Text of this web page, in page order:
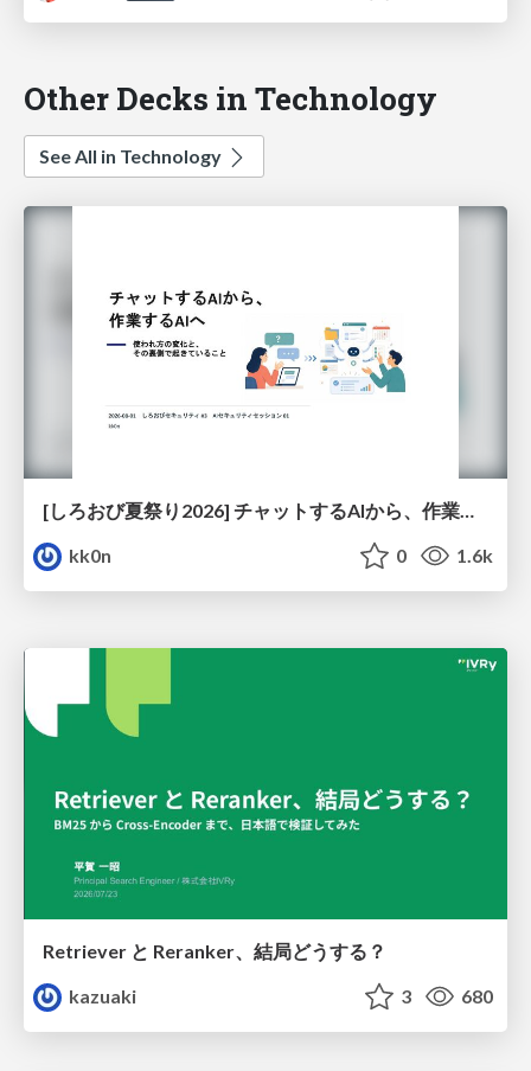
Other Decks in Technology
See All in Technology
kk0n
0 1.6k
Retriever と Reranker、結局どうする？
kazuaki
3 680